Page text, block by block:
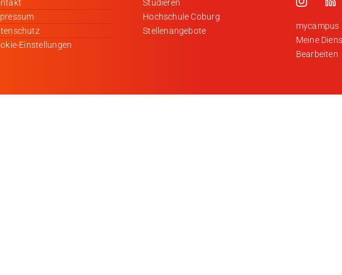
Einstellungen
Studieren
Hochschule Coburg
Stellenangebote
mycampus
Meine
Bearbeiten